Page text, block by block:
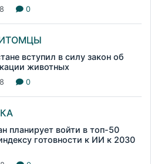
0
вступил в силу закон об
животных
0
планирует войти в топ-50
готовности к ИИ к 2030